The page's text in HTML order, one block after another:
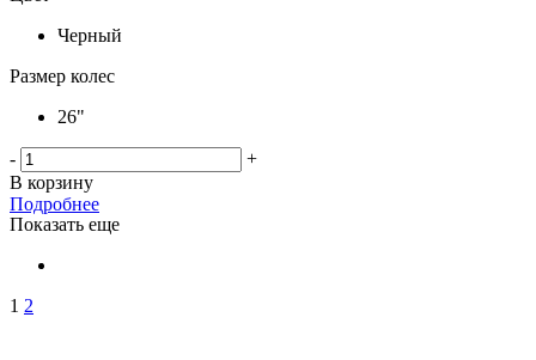
Черный
Размер колес
26"
-
+
В корзину
Подробнее
Показать еще
1 2